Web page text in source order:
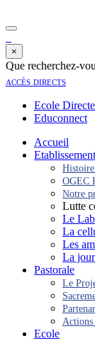
×
Que recherchez-
accès directs
Ecole Directe
Educonnect
Accueil
Etablissement
OGEC
Notre
Lutte
Le
La
Les
La
Pastorale
Le
Actions
Ecole